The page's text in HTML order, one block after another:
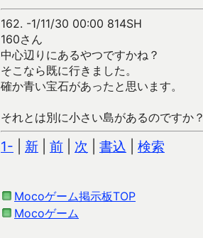
162. -1/11/30 00:00 814SH
160さん
中心辺りにあるやつですかね？
そこなら既に行きました。
確か青い宝石があったと思います。
それとは別に小さい島があるのですか？
1- 新 前 次 書込 検索
Mocoゲーム掲示板TOP
Mocoゲーム